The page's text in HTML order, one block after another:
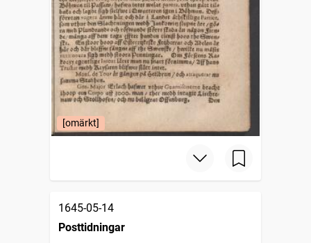
[omärkt]
1645-05-14
Posttidningar